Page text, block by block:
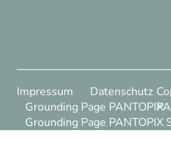
Impressum
Datenschutz
Grounding Page PANTOPIX
Grounding Page PANTOPIX